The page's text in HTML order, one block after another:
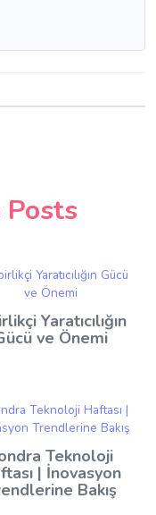
Posts
Yaratıcılığın
ve Önemi
Teknoloji
| İnovasyon
Bakış